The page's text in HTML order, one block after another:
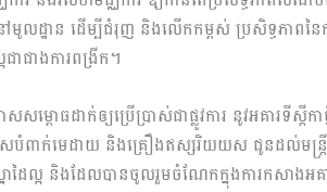
មូលដ្ឋាន ដើម្បីជំរុញ និង​លើកកម្ពស់ ប្រសិទ្ធភាពន
ជាជាងការពង្រីក។
សម្ពោធដាក់ឲ្យប្រើប្រាស់ជាផ្លូវការ នូវអគារទីស្តី
សបំពាក់មេដាយ និងគ្រឿងឥស្សរិយយស ជូនដល់មន្
ដៃល្អ និងដែលបានចូលរួមចំណែកក្នុងការកសាងអគ